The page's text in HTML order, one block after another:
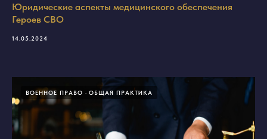
Юридические аспекты медицинского обеспечения
Героев СВО
14.05.2024
ВОЕННОЕ ПРАВО ОБЩАЯ ПРАКТИКА